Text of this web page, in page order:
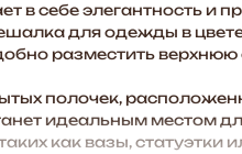
в себе элегантность и
для одежды в
разместить
полочек,
идеальным местом
как вазы, статуэтки